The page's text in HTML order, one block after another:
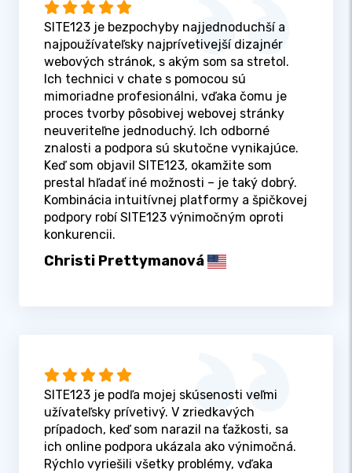
SITE123 je bezpochyby najjednoduchší a
najpoužívateľsky najprívetivejší dizajnér
webových stránok, s akým som sa stretol.
Ich technici v chate s pomocou sú
mimoriadne profesionálni, vďaka čomu je
proces tvorby pôsobivej webovej stránky
neuveriteľne jednoduchý. Ich odborné
znalosti a podpora sú skutočne vynikajúce.
Keď som objavil SITE123, okamžite som
prestal hľadať iné možnosti – je taký dobrý.
Kombinácia intuitívnej platformy a špičkovej
podpory robí SITE123 výnimočným oproti
konkurencii.
Christi Prettymanová
SITE123 je podľa mojej skúsenosti veľmi
užívateľsky prívetivý. V zriedkavých
prípadoch, keď som narazil na ťažkosti, sa
ich online podpora ukázala ako výnimočná.
Rýchlo vyriešili všetky problémy, vďaka